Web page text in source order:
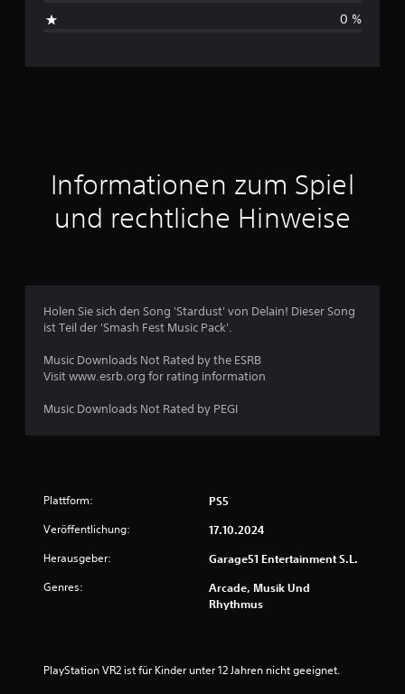
B
w
t
u
g
e
0 %
Informationen zum Spiel
und rechtliche Hinweise
Holen Sie sich den Song 'Stardust' von Delain! Dieser Song
ist Teil der 'Smash Fest Music Pack'.
Music Downloads Not Rated by the ESRB
Visit www.esrb.org for rating information
Music Downloads Not Rated by PEGI
Plattform: PS5
Veröffentlichung: 17.10.2024
Herausgeber: Garage51 Entertainment S.L.
Genres:
Arcade, Musik Und
Rhythmus
PlayStation VR2 ist für Kinder unter 12 Jahren nicht geeignet.